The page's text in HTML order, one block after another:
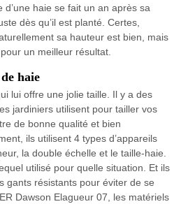
haie se fait un an après sa
dès qu’il est planté. Certes,
sa hauteur est bien, mais
un meilleur résultat.
haie
lui offre une jolie taille. Il y a des
jardiniers utilisent pour tailler vos
de bonne qualité et bien
ils utilisent 4 types d’appareils
la double échelle et le taille-haie.
utilisé pour quelle situation. Et ils
gants résistants pour éviter de se
Dawson Elagueur 07, les matériels